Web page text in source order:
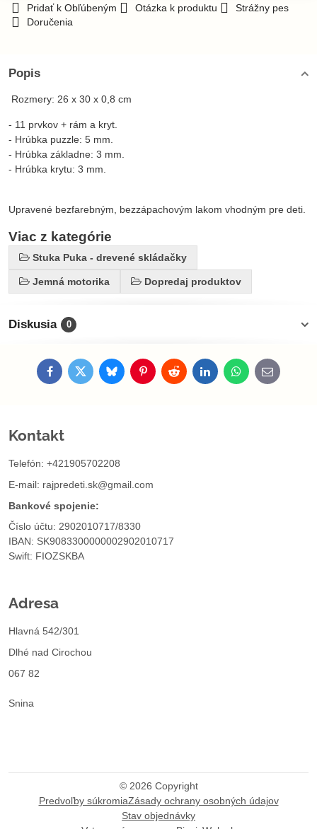
Pridať k Obľúbeným Otázka k produktu
Strážny pes
Doručenia
Popis
Rozmery: 26 x 30 x 0,8 cm
- 11 prvkov + rám a kryt.
- Hrúbka puzzle: 5 mm.
- Hrúbka základne: 3 mm.
- Hrúbka krytu: 3 mm.
Upravené bezfarebným, bezzápachovým lakom vhodným pre deti.
Viac z kategórie
Stuka Puka - drevené skládačky
Jemná motorika Dopredaj produktov
Diskusia 0
FacebookTwitterBlueskyPinterestRedditLinkedInWhatsApp
E-
mail
Kontakt
Telefón: +421905702208
E-mail: rajpredeti.sk@gmail.com
Bankové spojenie:
Číslo účtu: 2902010717/8330
IBAN: SK9083300000002902010717
Swift: FIOZSKBA
Adresa
Hlavná 542/301
Dlhé nad Cirochou
067 82
Snina
© 2026 Copyright
Predvoľby súkromiaZásady ochrany osobných údajov
Stav objednávky